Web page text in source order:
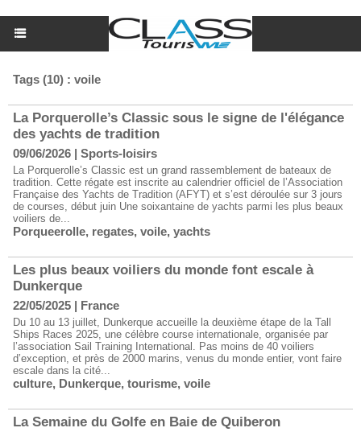
Tags (10) : voile
La Porquerolle’s Classic sous le signe de l'élégance
des yachts de tradition
09/06/2026 | Sports-loisirs
La Porquerolle’s Classic est un grand rassemblement de bateaux de
tradition. Cette régate est inscrite au calendrier officiel de l’Association
Française des Yachts de Tradition (AFYT) et s’est déroulée sur 3 jours
de courses, début juin Une soixantaine de yachts parmi les plus beaux
voiliers de...
Porqueerolle, regates, voile, yachts
Les plus beaux voiliers du monde font escale à
Dunkerque
22/05/2025 | France
Du 10 au 13 juillet, Dunkerque accueille la deuxième étape de la Tall
Ships Races 2025, une célèbre course internationale, organisée par
l’association Sail Training International. Pas moins de 40 voiliers
d’exception, et près de 2000 marins, venus du monde entier, vont faire
escale dans la cité...
culture, Dunkerque, tourisme, voile
La Semaine du Golfe en Baie de Quiberon